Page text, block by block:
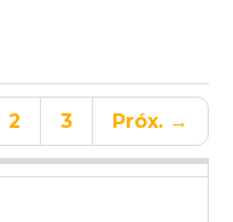
2 3 Próx. →